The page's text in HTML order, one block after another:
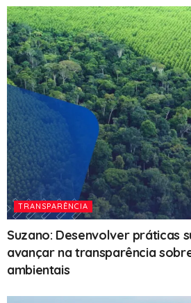
TRANSPARÊNCIA
Suzano: Desenvolver práticas
avançar na transparência
ambientais